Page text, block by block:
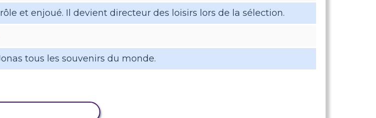
et enjoué. Il devient directeur des loisirs lors de la sélection.
tous les souvenirs du monde.